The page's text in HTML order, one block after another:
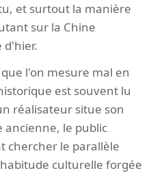
et surtout la manière
sur la Chine
d'hier.
l'on mesure mal en
est souvent lu
réalisateur situe son
ancienne, le public
chercher le parallèle
culturelle forgée